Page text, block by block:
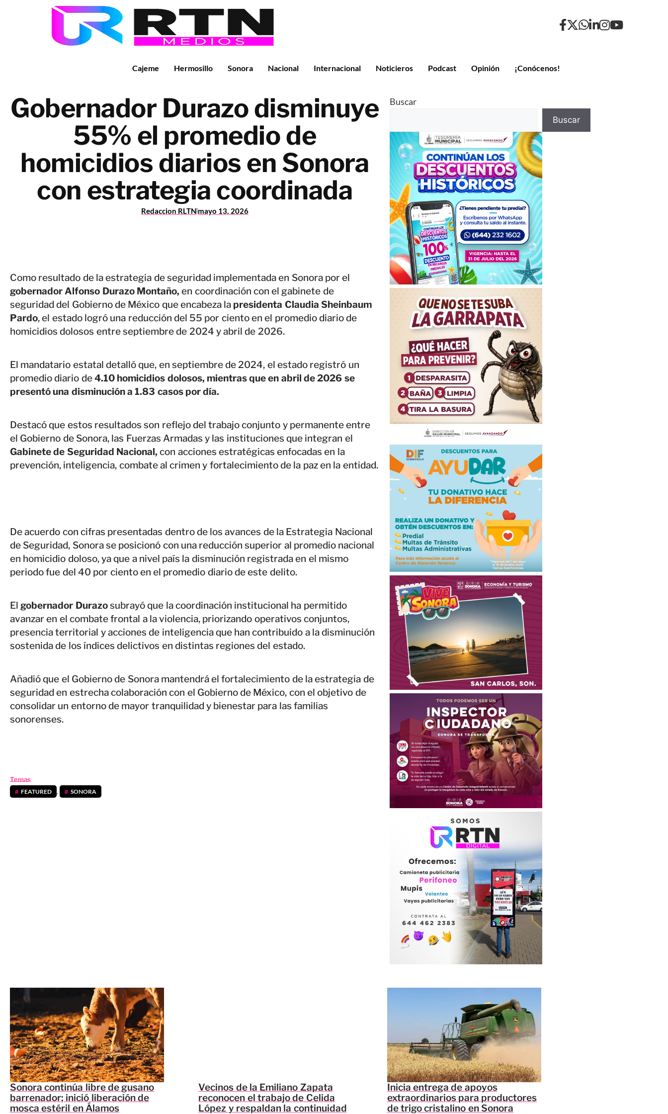
Cajeme Hermosillo Sonora Nacional Internacional Noticieros Podcast Opinión ¡Conócenos!
Gobernador Durazo disminuye
55% el promedio de
homicidios diarios en Sonora
con estrategia coordinada
Redaccion RLTN mayo 13, 2026
Como resultado de la estrategia de seguridad implementada en Sonora por el
gobernador Alfonso Durazo Montaño,en coordinación con el gabinete de
seguridad del Gobierno de México que encabeza la presidenta Claudia Sheinbaum
Pardo, el estado logró una reducción del 55 por ciento en el promedio diario de
homicidios dolosos entre septiembre de 2024 y abril de 2026.
El mandatario estatal detalló que, en septiembre de 2024, el estado registró un
promedio diario de4.10 homicidios dolosos, mientras que en abril de 2026 se
presentó una disminución a 1.83 casos por día.
Destacó que estos resultados son reflejo del trabajo conjunto y permanente entre
el Gobierno de Sonora, las Fuerzas Armadas y las instituciones que integran el
Gabinete de Seguridad Nacional,con acciones estratégicas enfocadas en la
prevención, inteligencia, combate al crimen y fortalecimiento de la paz en la entidad.
De acuerdo con cifras presentadas dentro de los avances de la Estrategia Nacional
de Seguridad, Sonora se posicionó con una reducción superior al promedio nacional
en homicidio doloso, ya que a nivel país la disminución registrada en el mismo
periodo fue del 40 por ciento en el promedio diario de este delito.
Elgobernador Durazosubrayó que la coordinación institucional ha permitido
avanzar en el combate frontal a la violencia, priorizando operativos conjuntos,
presencia territorial y acciones de inteligencia que han contribuido a la disminución
sostenida de los índices delictivos en distintas regiones del estado.
Añadió que el Gobierno de Sonora mantendrá el fortalecimiento de la estrategia de
seguridad en estrecha colaboración con el Gobierno de México, con el objetivo de
consolidar un entorno de mayor tranquilidad y bienestar para las familias
sonorenses.
Temas
FEATURED , SONORA
Buscar
Buscar
Sonora continúa libre de gusano
barrenador; inició liberación de
mosca estéril en Álamos
Vecinos de la Emiliano Zapata
reconocen el trabajo de Celida
López y respaldan la continuidad
Inicia entrega de apoyos
extraordinarios para productores
de trigo cristalino en Sonora